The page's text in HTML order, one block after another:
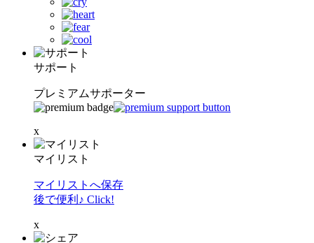
サポート
プレミアムサポーター
x
マイリスト
マイリストへ保存
後で便利♪ Click!
x